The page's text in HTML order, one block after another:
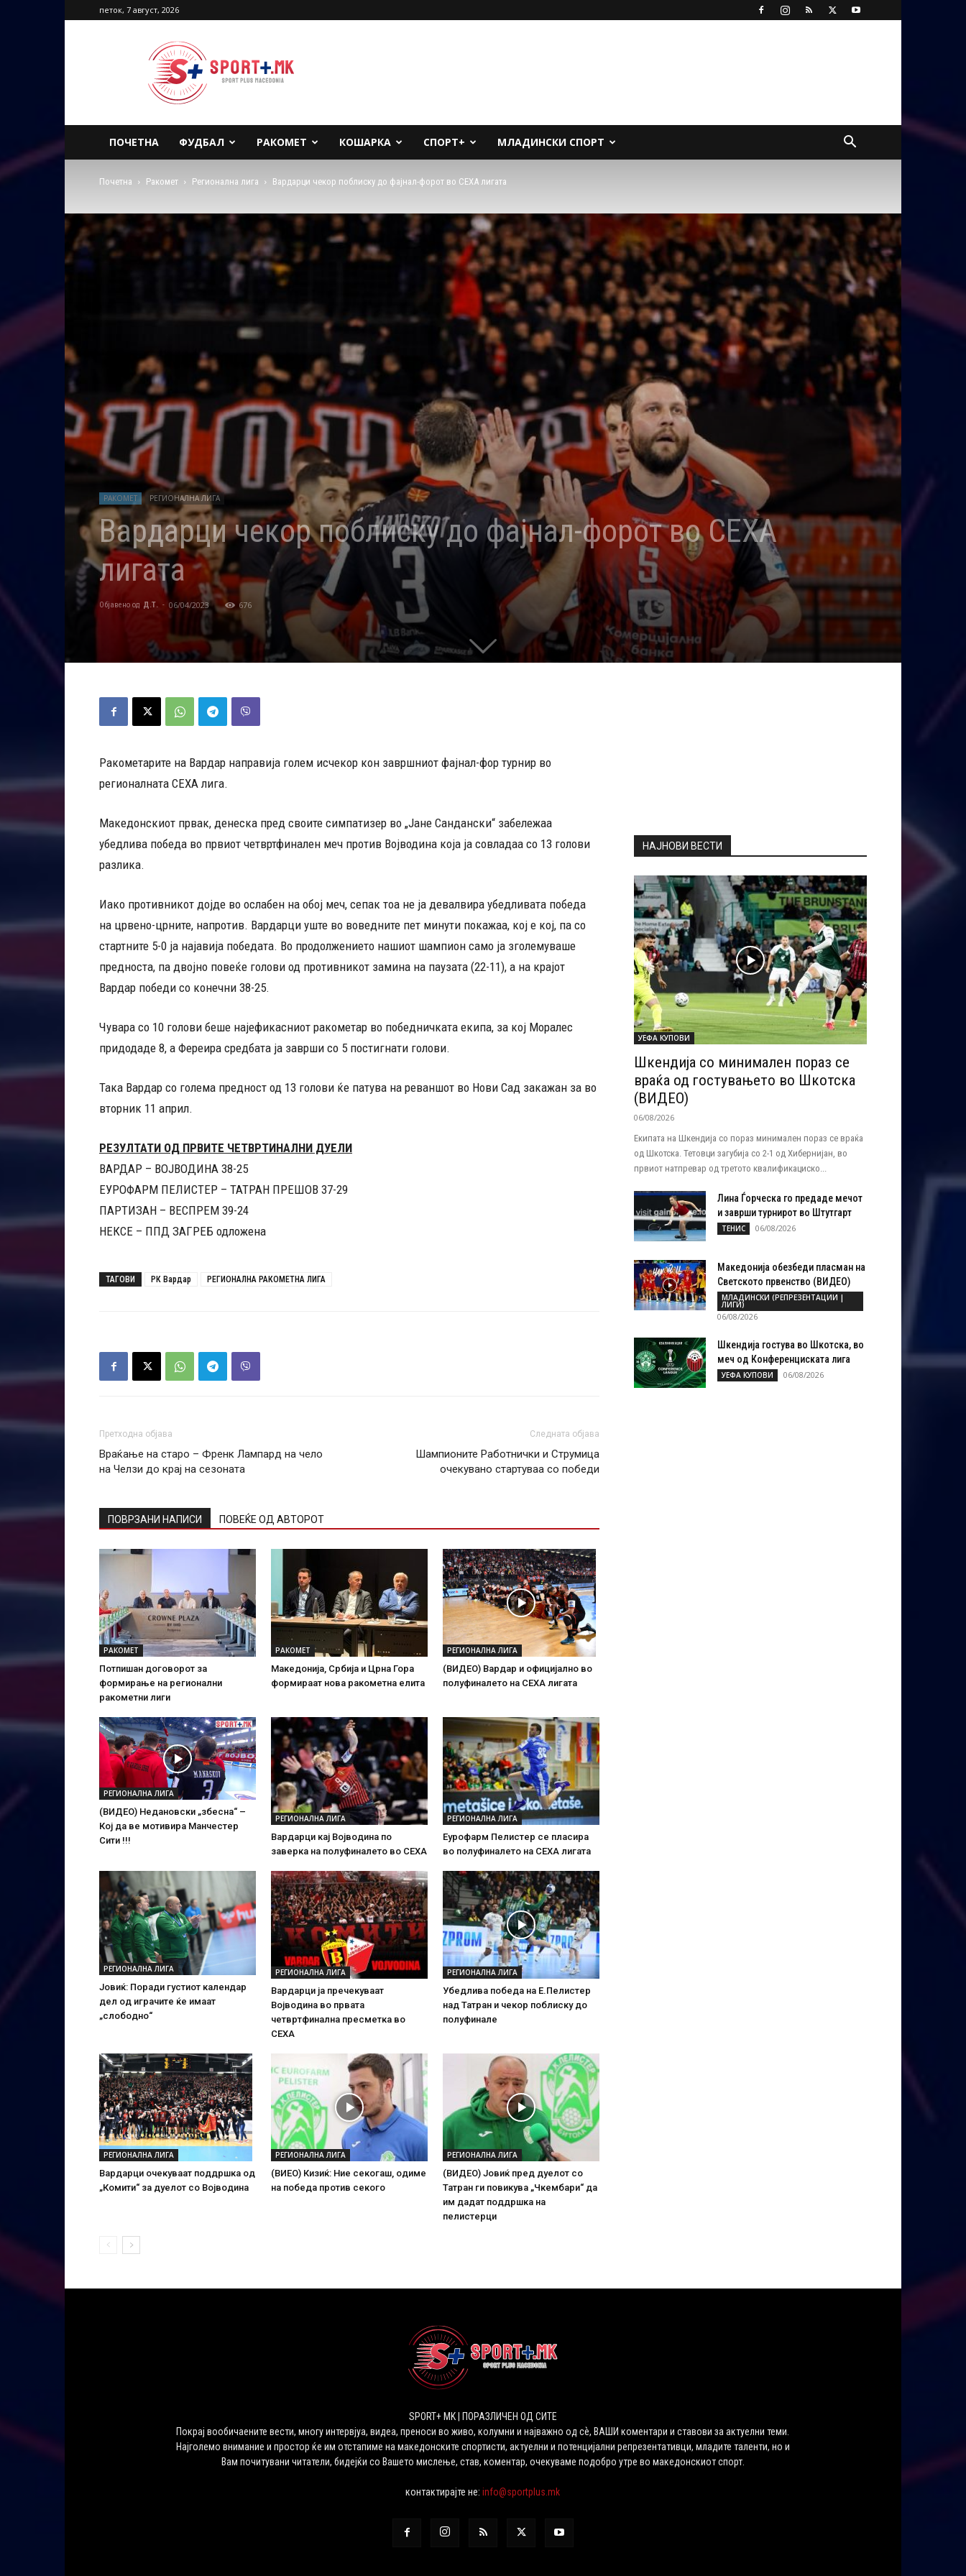
петок, 7 август, 2026
Sport
Plus
Macedonia
ПОЧЕТНА ФУДБАЛ РАКОМЕТ КОШАРКА СПОРТ+ МЛАДИНСКИ СПОРТ
Почетна Ракомет Регионална лига Вардарци чекор поблиску до фајнал-форот во СЕХА лигата
РАКОМЕТ РЕГИОНАЛНА ЛИГА
Вардарци чекор поблиску до фајнал-форот во СЕХА
лигата
Објавено од Д.Т. - 06/04/2023 676
Ракометарите на Вардар направија голем исчекор кон завршниот фајнал-фор турнир во
регионалната СЕХА лига.
Македонскиот првак, денеска пред своите симпатизер во „Јане Сандански“ забележаа
убедлива победа во првиот четвртфинален меч против Војводина која ја совладаа со 13 голови
разлика.
Иако противникот дојде во ослабен на обој меч, сепак тоа не ја девалвира убедливата победа
на црвено-црните, напротив. Вардарци уште во воведните пет минути покажаа, кој е кој, па со
стартните 5-0 ја најавија победата. Во продолжението нашиот шампион само ја зголемуваше
предноста, па двојно повеќе голови од противникот замина на паузата (22-11), а на крајот
Вардар победи со конечни 38-25.
Чувара со 10 голови беше најефикасниот ракометар во победничката екипа, за кој Моралес
придодаде 8, а Фереира средбата ја заврши со 5 постигнати голови.
Така Вардар со голема предност од 13 голови ќе патува на реваншот во Нови Сад закажан за во
вторник 11 април.
РЕЗУЛТАТИ ОД ПРВИТЕ ЧЕТВРТИНАЛНИ ДУЕЛИ
ВАРДАР – ВОЈВОДИНА 38-25
ЕУРОФАРМ ПЕЛИСТЕР – ТАТРАН ПРЕШОВ 37-29
ПАРТИЗАН – ВЕСПРЕМ 39-24
НЕКСЕ – ППД ЗАГРЕБ одложена
ТАГОВИ РК Вардар РЕГИОНАЛНА РАКОМЕТНА ЛИГА
Претходна објава
Враќање на старо – Френк Лампард на чело
на Челзи до крај на сезоната
Следната објава
Шампионите Работнички и Струмица
очекувано стартуваа со победи
ПОВРЗАНИ НАПИСИ ПОВЕЌЕ ОД АВТОРОТ
РАКОМЕТ
Потпишан договорот за
формирање на регионални
ракометни лиги
РАКОМЕТ
Македонија, Србија и Црна Гора
формираат нова ракометна елита
РЕГИОНАЛНА ЛИГА
(ВИДЕО) Вардар и официјално во
полуфиналето на СЕХА лигата
РЕГИОНАЛНА ЛИГА
(ВИДЕО) Недановски „збесна“ –
Кој да ве мотивира Манчестер
Сити !!!
РЕГИОНАЛНА ЛИГА
Вардарци кај Војводина по
заверка на полуфиналето во СЕХА
РЕГИОНАЛНА ЛИГА
Еурофарм Пелистер се пласира
во полуфиналето на СЕХА лигата
РЕГИОНАЛНА ЛИГА
Јовиќ: Поради густиот календар
дел од играчите ќе имаат
„слободно“
РЕГИОНАЛНА ЛИГА
Вардарци ја пречекуваат
Војводина во првата
четвртфинална пресметка во
СЕХА
РЕГИОНАЛНА ЛИГА
Убедлива победа на Е.Пелистер
над Татран и чекор поблиску до
полуфинале
РЕГИОНАЛНА ЛИГА
Вардарци очекуваат поддршка од
„Комити“ за дуелот со Војводина
РЕГИОНАЛНА ЛИГА
(ВИЕО) Кизиќ: Ние секогаш, одиме
на победа против секого
РЕГИОНАЛНА ЛИГА
(ВИДЕО) Јовиќ пред дуелот со
Татран ги повикува „Чкембари“ да
им дадат поддршка на
пелистерци
НАЈНОВИ ВЕСТИ
УЕФА КУПОВИ
Шкендија со минимален пораз се
враќа од гостувањето во Шкотска
(ВИДЕО)
06/08/2026
Екипата на Шкендија со пораз минимален пораз се враќа
од Шкотска. Тетовци загубија со 2-1 од Хибернијан, во
првиот натпревар од третото квалификациско...
Лина Ѓорческа го предаде мечот
и заврши турнирот во Штутгарт
ТЕНИС 06/08/2026
Македонија обезбеди пласман на
Светското првенство (ВИДЕО)
МЛАДИНСКИ (РЕПРЕЗЕНТАЦИИ |
ЛИГИ)
06/08/2026
Шкендија гостува во Шкотска, во
меч од Конференциската лига
УЕФА КУПОВИ 06/08/2026
SPORT+ MK | ПОРАЗЛИЧЕН ОД СИТЕ
Покрај вообичаените вести, многу интервјуа, видеа, преноси во живо, колумни и најважно од сѐ, ВАШИ коментари и ставови за актуелни теми.
Најголемо внимание и простор ќе им отстапиме на македонските спортисти, актуелни и потенцијални репрезентативци, младите таленти, но и
Вам почитувани читатели, бидејќи со Вашето мислење, став, коментар, очекуваме подобро утре во македонскиот спорт.
контактирајте не:info@sportplus.mk